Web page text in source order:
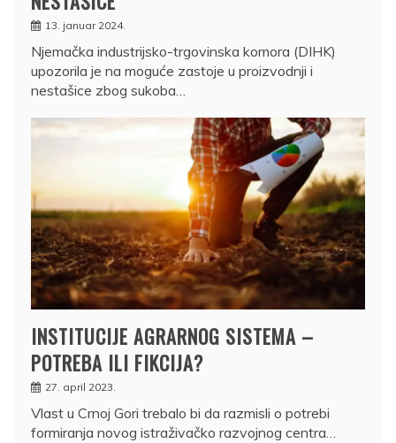
13. januar 2024.
Njemačka industrijsko-trgovinska komora (DIHK)
upozorila je na moguće zastoje u proizvodnji i
nestašice zbog sukoba…
INSTITUCIJE AGRARNOG SISTEMA –
POTREBA ILI FIKCIJA?
27. april 2023.
Vlast u Crnoj Gori trebalo bi da razmisli o potrebi
formiranja novog istraživačko razvojnog centra…